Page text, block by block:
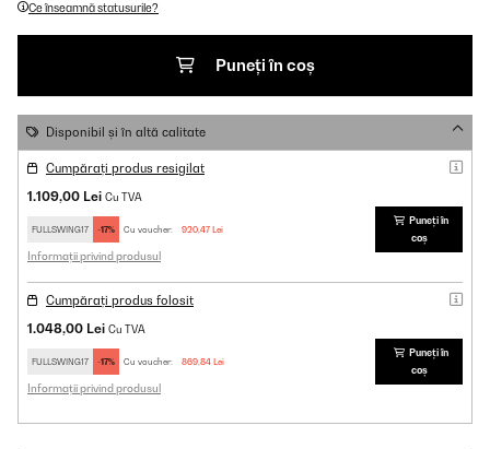
Ce înseamnă statusurile?
Puneți în coș
Disponibil și în altă calitate
Cumpărați produs resigilat
1.109,00 Lei Cu TVA
FULLSWING17 -17% Cu voucher: 920,47 Lei
Informații privind produsul
Puneți în
coș
Cumpărați produs folosit
1.048,00 Lei Cu TVA
FULLSWING17 -17% Cu voucher: 869,84 Lei
Informații privind produsul
Puneți în
coș